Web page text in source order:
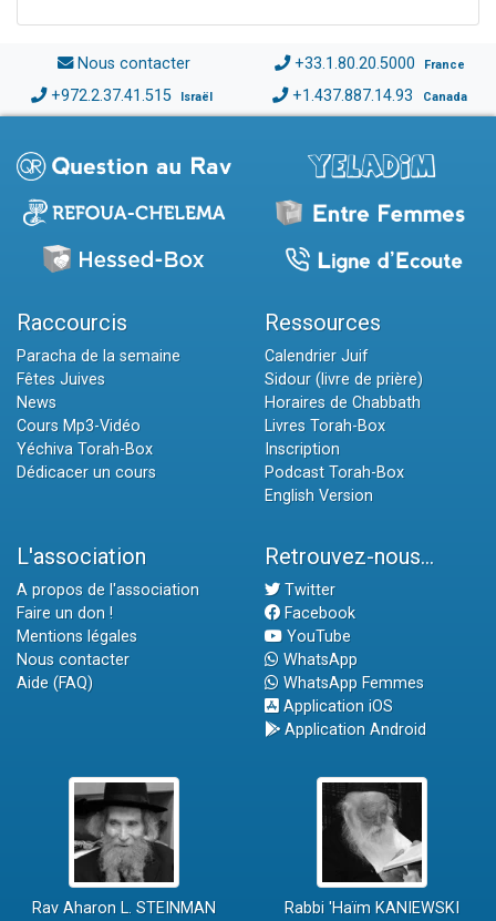
Nous contacter +33.1.80.20.5000 France
+972.2.37.41.515 Israël +1.437.887.14.93 Canada
Raccourcis
Paracha de la semaine
Fêtes Juives
News
Cours Mp3-Vidéo
Yéchiva Torah-Box
Dédicacer un cours
Ressources
Calendrier Juif
Sidour (livre de prière)
Horaires de Chabbath
Livres Torah-Box
Inscription
Podcast Torah-Box
English Version
L'association
A propos de l'association
Faire un don !
Mentions légales
Nous contacter
Aide (FAQ)
Retrouvez-nous...
Twitter
Facebook
YouTube
WhatsApp
WhatsApp Femmes
Application iOS
Application Android
Rav Aharon L. STEINMAN Rabbi 'Haïm KANIEWSKI